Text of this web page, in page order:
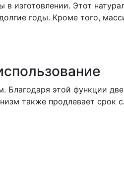
изготовлении. Этот
годы. Кроме того,
этой функции
также продлевает срок